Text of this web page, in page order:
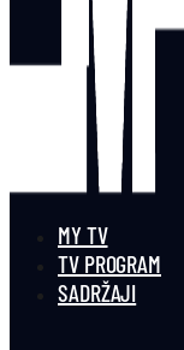
MY TV
TV PROGRAM
SADRŽAJI